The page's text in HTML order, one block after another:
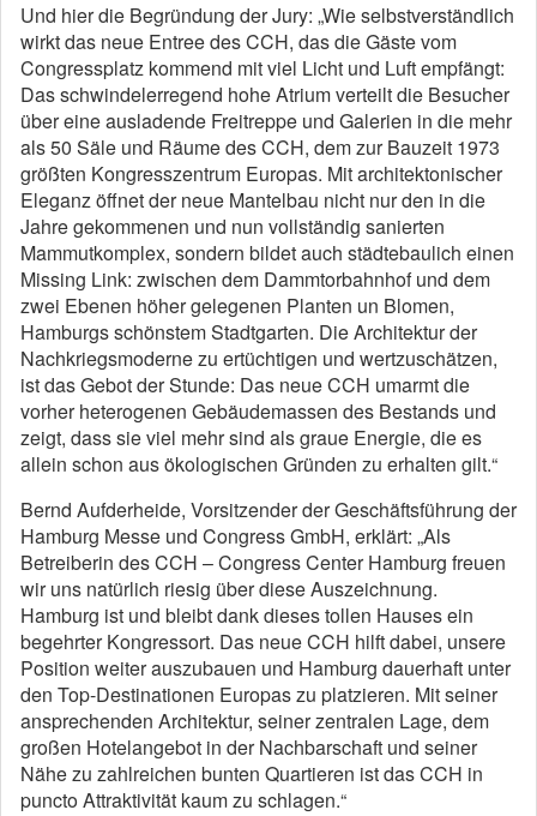
Und hier die Begründung der Jury: „Wie selbstverständlich
wirkt das neue Entree des CCH, das die Gäste vom
Congressplatz kommend mit viel Licht und Luft empfängt:
Das schwindelerregend hohe Atrium verteilt die Besucher
über eine ausladende Freitreppe und Galerien in die mehr
als 50 Säle und Räume des CCH, dem zur Bauzeit 1973
größten Kongresszentrum Europas. Mit architektonischer
Eleganz öffnet der neue Mantelbau nicht nur den in die
Jahre gekommenen und nun vollständig sanierten
Mammutkomplex, sondern bildet auch städtebaulich einen
Missing Link: zwischen dem Dammtorbahnhof und dem
zwei Ebenen höher gelegenen Planten un Blomen,
Hamburgs schönstem Stadtgarten. Die Architektur der
Nachkriegsmoderne zu ertüchtigen und wertzuschätzen,
ist das Gebot der Stunde: Das neue CCH umarmt die
vorher heterogenen Gebäudemassen des Bestands und
zeigt, dass sie viel mehr sind als graue Energie, die es
allein schon aus ökologischen Gründen zu erhalten gilt.“
Bernd Aufderheide, Vorsitzender der Geschäftsführung der
Hamburg Messe und Congress GmbH, erklärt: „Als
Betreiberin des CCH – Congress Center Hamburg freuen
wir uns natürlich riesig über diese Auszeichnung.
Hamburg ist und bleibt dank dieses tollen Hauses ein
begehrter Kongressort. Das neue CCH hilft dabei, unsere
Position weiter auszubauen und Hamburg dauerhaft unter
den Top-Destinationen Europas zu platzieren. Mit seiner
ansprechenden Architektur, seiner zentralen Lage, dem
großen Hotelangebot in der Nachbarschaft und seiner
Nähe zu zahlreichen bunten Quartieren ist das CCH in
puncto Attraktivität kaum zu schlagen.“